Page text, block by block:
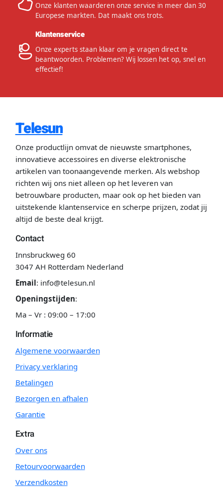
Onze klanten waarderen onze service in meer dan 30
Europese markten. Dat maakt ons trots.
Klantenservice
Onze experts staan klaar om je vragen direct te
beantwoorden. Problemen? Wij lossen het op, snel en
effectief!
Telesun
Onze productlijn omvat de nieuwste smartphones,
innovatieve accessoires en diverse elektronische
artikelen van toonaangevende merken. Als webshop
richten wij ons niet alleen op het leveren van
betrouwbare producten, maar ook op het bieden van
uitstekende klantenservice en scherpe prijzen, zodat jij
altijd de beste deal krijgt.
Contact
Innsbruckweg 60
3047 AH Rotterdam Nederland
Email: info@telesun.nl
Openingstijden:
Ma – Vr : 09:00 – 17:00
Informatie
Algemene voorwaarden
Privacy verklaring
Betalingen
Bezorgen en afhalen
Garantie
Extra
Over ons
Retourvoorwaarden
Verzendkosten